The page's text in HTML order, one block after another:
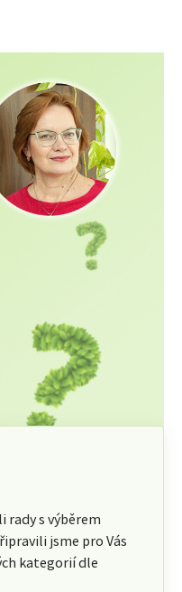
rady s výběrem
jsme pro Vás
kategorií dle